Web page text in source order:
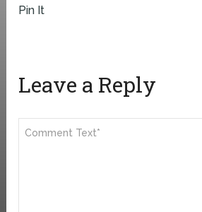
Pin It
Leave a Reply